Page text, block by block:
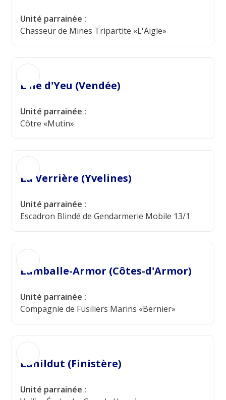
Unité parrainée :
Chasseur de Mines Tripartite «L'Aigle»
L'Ile d'Yeu (Vendée)
Unité parrainée :
Côtre «Mutin»
La Verrière (Yvelines)
Unité parrainée :
Escadron Blindé de Gendarmerie Mobile 13/1
Lamballe-Armor (Côtes-d'Armor)
Unité parrainée :
Compagnie de Fusiliers Marins «Bernier»
Lanildut (Finistère)
Unité parrainée :